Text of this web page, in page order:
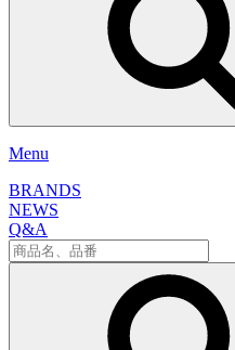
Menu
BRANDS
NEWS
Q&A